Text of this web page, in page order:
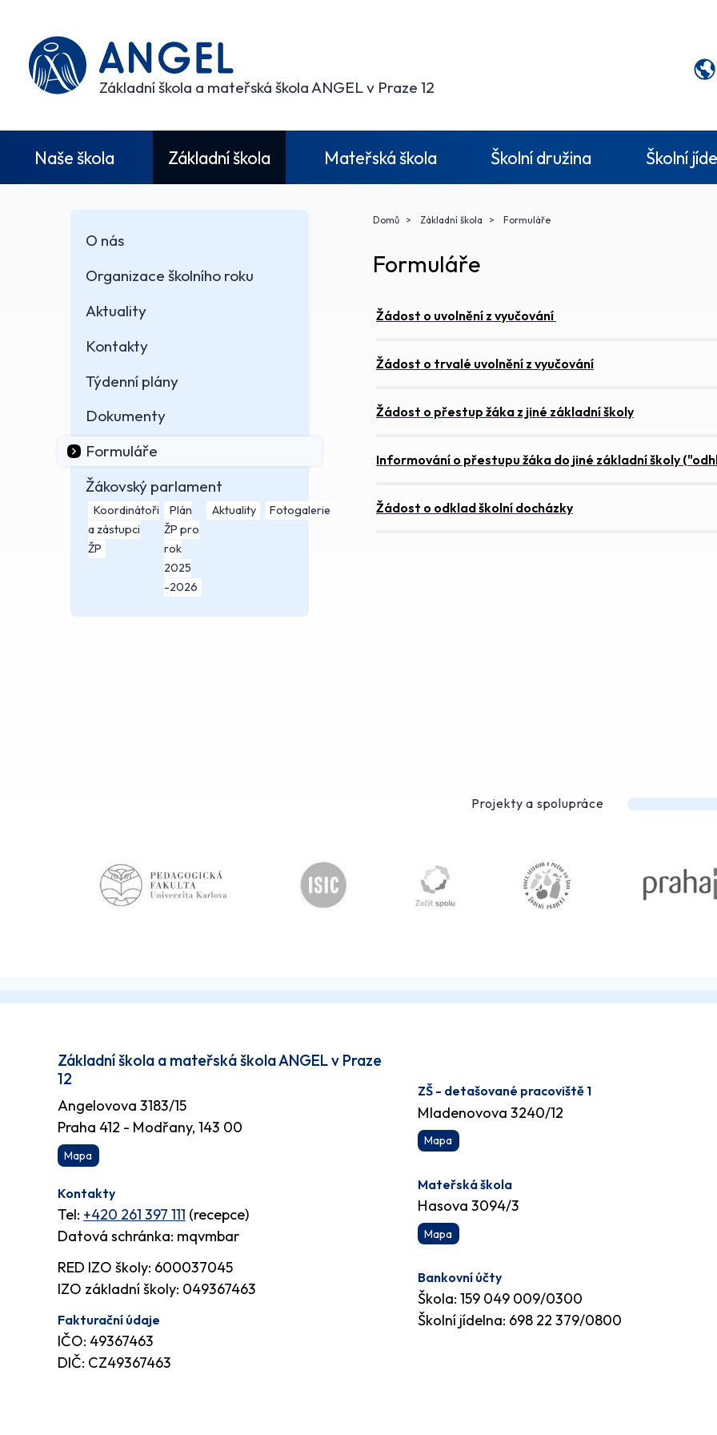
Základní škola a mateřská škola ANGEL v Praze 12
Naše škola Základní škola Mateřská škola Školní družina Školní
O nás
Organizace školního roku
Aktuality
Kontakty
Týdenní plány
Dokumenty
Formuláře
Žákovský parlament
Koordinátoři
a zástupci
ŽP
Plán
ŽP pro
rok
2025
-2026
Aktuality Fotogalerie
Domů Základní škola Formuláře
Formuláře
Žádost o uvolnění z vyučování
Žádost o trvalé uvolnění z vyučování
Žádost o přestup žáka z jiné základní školy
Informování o přestupu žáka do jiné základní školy
Žádost o odklad školní docházky
Projekty a spolupráce
Základní škola a mateřská škola ANGEL v Praze
12
Angelovova 3183/15
Praha 412 - Modřany, 143 00
Mapa
Kontakty
Tel: +420 261 397 111 (recepce)
Datová schránka: mqvmbar
RED IZO školy: 600037045
IZO základní školy: 049367463
Fakturační údaje
IČO: 49367463
DIČ: CZ49367463
ZŠ - detašované pracoviště 1
Mladenovova 3240/12
Mapa
Mateřská škola
Hasova 3094/3
Mapa
Bankovní účty
Škola: 159 049 009/0300
Školní jídelna: 698 22 379/0800